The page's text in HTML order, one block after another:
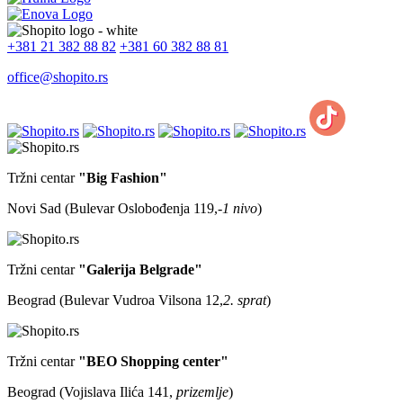
+381 21 382 88 82 +381 60 382 88 81
office@shopito.rs
Tržni centar "Big Fashion"
Novi Sad (Bulevar Oslobođenja 119,-1 nivo)
Tržni centar "Galerija Belgrade"
Beograd (Bulevar Vudroa Vilsona 12,2. sprat)
Tržni centar "BEO Shopping center"
Beograd (Vojislava Ilića 141, prizemlje)